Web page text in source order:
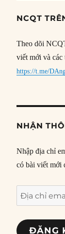
NCQT
Theo dõi
viết mới và
https://t.me/
NHẬN
Nhập địa chỉ
có bài viết mới
Địa
chỉ
email
ĐĂNG